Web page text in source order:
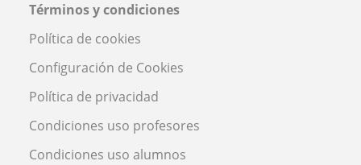
Términos y condiciones
Política de cookies
Configuración de Cookies
Política de privacidad
Condiciones uso profesores
Condiciones uso alumnos